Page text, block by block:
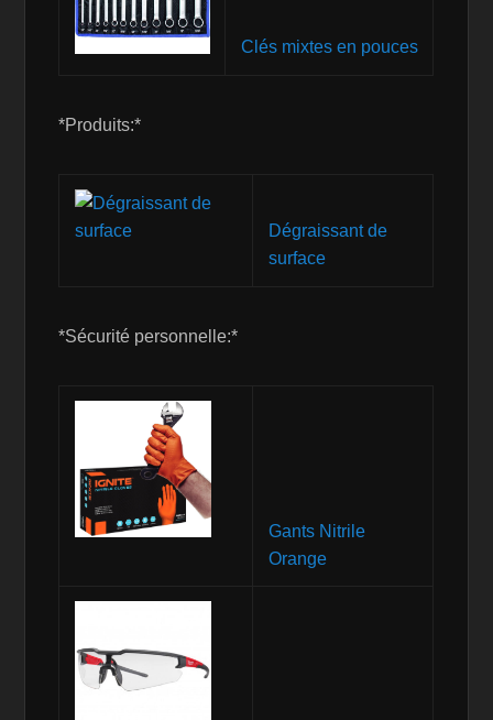
Clés mixtes en pouces
*Produits:*
Dégraissant de
surface
*Sécurité personnelle:*
Gants Nitrile
Orange